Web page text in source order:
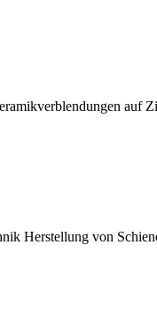
auf
Herstellung von